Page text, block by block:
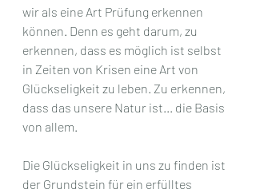
wir als eine Art Prüfung erkennen
können. Denn es geht darum, zu
erkennen, dass es möglich ist selbst
in Zeiten von Krisen eine Art von
Glückseligkeit zu leben. Zu erkennen,
dass das unsere Natur ist... die Basis
von allem.
Die Glückseligkeit in uns zu finden ist
der Grundstein für ein erfülltes